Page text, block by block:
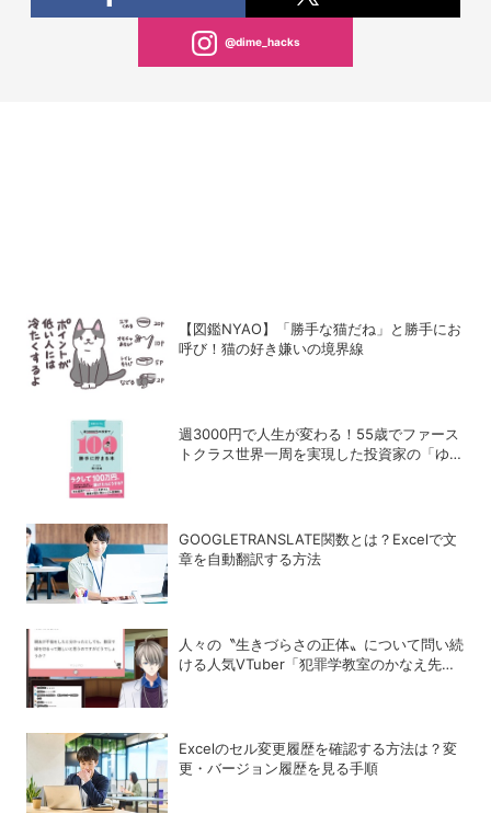
@dime_hacks
【図鑑NYAO】「勝手な猫だね」と勝手にお
呼び！猫の好き嫌いの境界線
週3000円で人生が変わる！55歳でファース
トクラス世界一周を実現した投資家の「ゆる
GOOGLETRANSLATE関数とは？Excelで文
章を自動翻訳する方法
人々の〝生きづらさの正体〟について問い続
ける人気VTuber「犯罪学教室のかなえ先
Excelのセル変更履歴を確認する方法は？変
更・バージョン履歴を見る手順